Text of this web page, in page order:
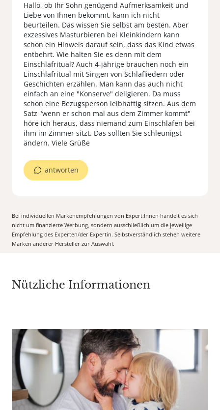
Hallo, ob Ihr Sohn genügend Aufmerksamkeit und
Liebe von Ihnen bekommt, kann ich nicht
beurteilen. Das wissen Sie selbst am besten. Aber
exzessives Masturbieren bei Kleinkindern kann
schon ein Hinweis darauf sein, dass das Kind etwas
entbehrt. Wie halten Sie es denn mit dem
Einschlafritual? Auch 4-jährige brauchen noch ein
Einschlafritual mit Singen von Schlafliedern oder
Geschichten erzählen. Man kann das auch nicht
einfach an eine "Konserve" deligieren. Da muss
schon eine Bezugsperson leibhaftig sitzen. Aus dem
Satz "wenn er schon mal aus dem Zimmer kommt"
höre ich heraus, dass niemand zum Einschlafen bei
ihm im Zimmer sitzt. Das sollten Sie schleunigst
ändern. Viele Grüße
antworten
Bei individuellen Markenempfehlungen von Expert:Innen handelt es sich
nicht um finanzierte Werbung, sondern ausschließlich um die jeweilige
Empfehlung des Experten/der Expertin. Selbstverständlich stehen weitere
Marken anderer Hersteller zur Auswahl.
Nützliche Informationen